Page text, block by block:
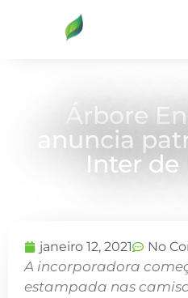
Árbore
anuncia
Inter de
janeiro 12, 2021 No
A incorporadora
estampada nas